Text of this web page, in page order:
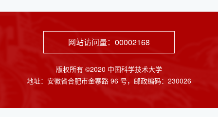
网站访问量： 00002168
版权所有 ©2020 中国科学技术大学
地址：安徽省合肥市金寨路 96 号，邮政编码：230026